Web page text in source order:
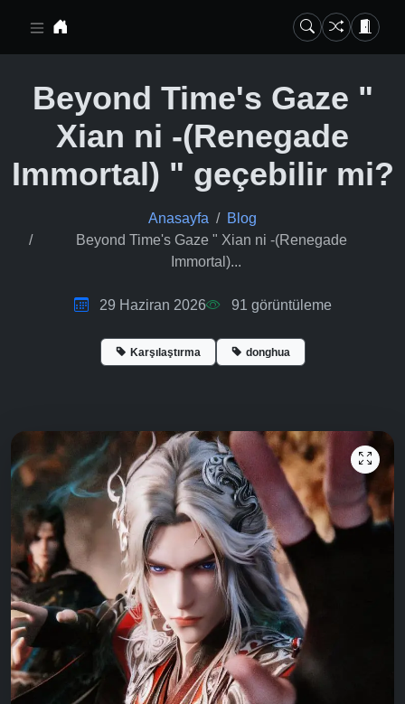
Beyond Time's Gaze "
Xian ni -(Renegade
Immortal) " geçebilir mi?
Anasayfa
Blog
Beyond Time's Gaze " Xian ni -(Renegade
Immortal)...
29 Haziran 2026 91 görüntüleme
Karşılaştırma donghua